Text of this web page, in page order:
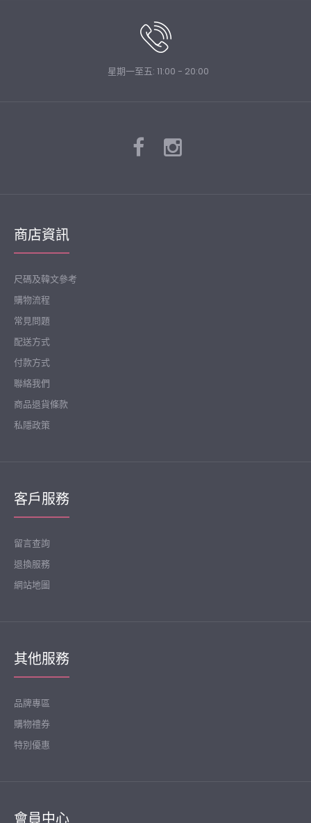
星期一至五: 11:00 - 20:00
商店資訊
尺碼及韓文參考
購物流程
常見問題
配送方式
付款方式
聯絡我們
商品退貨條款
私隱政策
客戶服務
留言查詢
退換服務
網站地圖
其他服務
品牌專區
購物禮券
特別優惠
會員中心